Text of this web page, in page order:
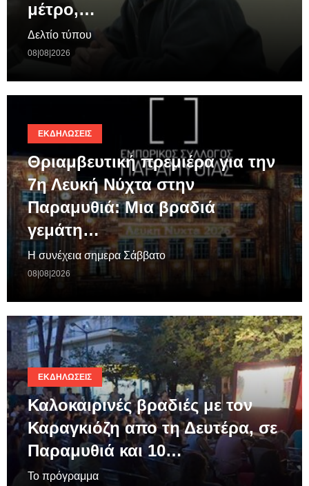
μέτρο,…
Δελτίο τύπου
08|08|2026
ΕΚΔΗΛΏΣΕΙΣ
Θριαμβευτική πρεμιέρα για την
7η Λευκή Νύχτα στην
Παραμυθιά: Μια βραδιά
γεμάτη…
Η συνέχεια σημερα Σάββατο
08|08|2026
ΕΚΔΗΛΏΣΕΙΣ
Καλοκαιρινές βραδιές με τον
Καραγκιόζη απο τη Δευτέρα, σε
Παραμυθιά και 10…
Το πρόγραμμα